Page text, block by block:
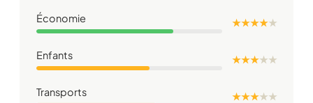
Économie ★ ★ ★ ★★
Enfants ★ ★ ★★★
Transports ★ ★ ★★★